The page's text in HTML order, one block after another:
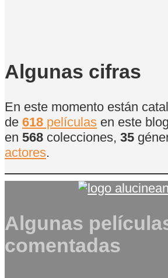
Algunas cifras
En este momento están
de 618 películas en este
en 568 colecciones, 35
actores.
Algunas
comentadas